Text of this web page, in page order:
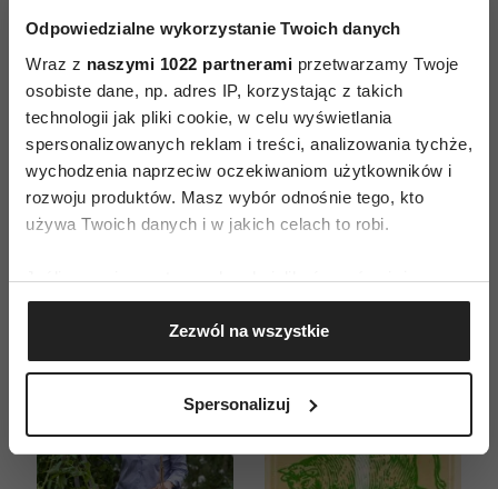
Odpowiedzialne wykorzystanie Twoich danych
Wraz z naszymi 1022 partnerami przetwarzamy Twoje
osobiste dane, np. adres IP, korzystając z takich
technologii jak pliki cookie, w celu wyświetlania
spersonalizowanych reklam i treści, analizowania tychże,
wychodzenia naprzeciw oczekiwaniom użytkowników i
rozwoju produktów. Masz wybór odnośnie tego, kto
używa Twoich danych i w jakich celach to robi.
Jeśli wyrazisz na to zgodę, chcielibyśmy również:
Gromadzić dane dotyczące Twojej lokalizacji
geograficznej z dokładnością nawet do kilku metrów
Identyfikować Twoje urządzenie, aktywnie
(fingerprinting, czyli wirtualny odcisk palca)
dane są przetwarzane oraz ustaw własne preferencje w
Zezwól na wszystkie
Spersonalizuj
ZAMÓW
WYDANIE DRUKOWANE
E-WYDANIE